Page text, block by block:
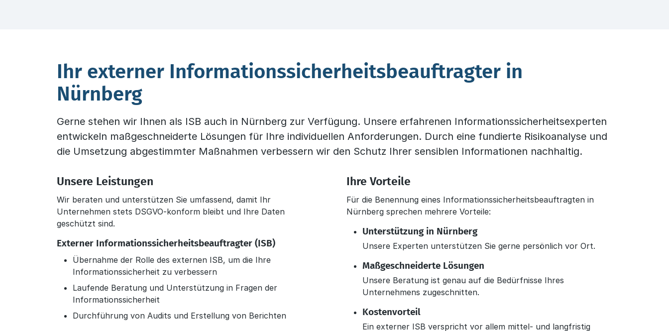
Ihr externer Informationssicherheits­beauftragter in
Nürnberg
Gerne stehen wir Ihnen als ISB auch in Nürnberg zur Verfügung. Unsere erfahrenen Informationssicherheitsexperten
entwickeln maßgeschneiderte Lösungen für Ihre individuellen Anforderungen. Durch eine fundierte Risikoanalyse und
die Umsetzung abgestimmter Maßnahmen verbessern wir den Schutz Ihrer sensiblen Informationen nachhaltig.
Unsere Leistungen
Wir beraten und unterstützen Sie umfassend, damit Ihr
Unternehmen stets DSGVO-konform bleibt und Ihre Daten
geschützt sind.
Externer Informationssicherheitsbeauftragter (ISB)
Übernahme der Rolle des externen ISB, um die Ihre
Informationssicherheit zu verbessern
Laufende Beratung und Unterstützung in Fragen der
Informationssicherheit
Durchführung von Audits und Erstellung von Berichten
Ihre Vorteile
Für die Benennung eines Informationssicherheitsbeauftragten in
Nürnberg sprechen mehrere Vorteile:
Unterstützung in Nürnberg
Unsere Experten unterstützen Sie gerne persönlich vor Ort.
Maßgeschneiderte Lösungen
Unsere Beratung ist genau auf die Bedürfnisse Ihres
Unternehmens zugeschnitten.
Kostenvorteil
Ein externer ISB verspricht vor allem mittel- und langfristig